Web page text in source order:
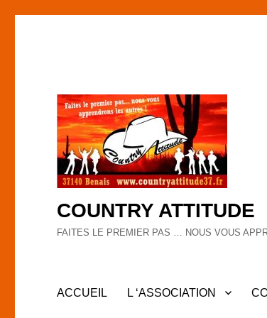
COUNTRY ATTITUDE
FAITES LE PREMIER PAS … NOUS VOUS
ACCUEIL L ‘ASSOCIATION